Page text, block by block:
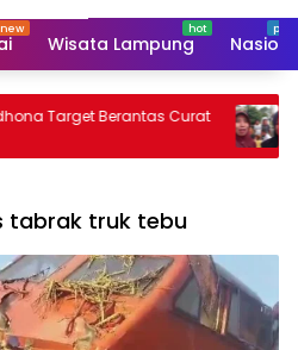
Wisata Lampung
Berantas Curat
Warga
Thoriqul
tabrak truk tebu